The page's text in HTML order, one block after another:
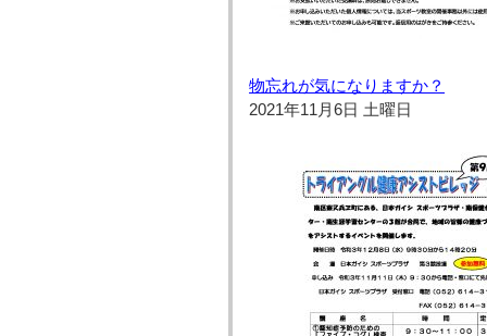
物忘れが気になりますか？
2021年11月6日 土曜日